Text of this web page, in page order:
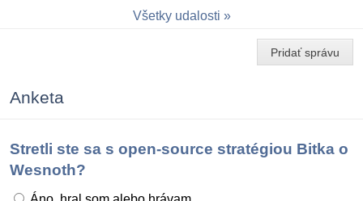
Všetky udalosti
Pridať správu
Anketa
Stretli ste sa s open-source stratégiou Bitka o
Wesnoth?